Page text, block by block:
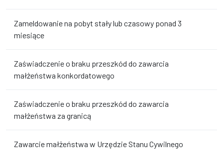
Zameldowanie na pobyt stały lub czasowy ponad 3
miesiące
Zaświadczenie o braku przeszkód do zawarcia
małżeństwa konkordatowego
Zaświadczenie o braku przeszkód do zawarcia
małżeństwa za granicą
Zawarcie małżeństwa w Urzędzie Stanu Cywilnego